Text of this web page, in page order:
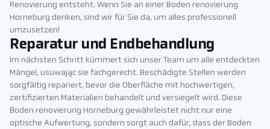
Renovierung entsteht. Wenn Sie an einer Boden renovierung
Horneburg denken, sind wir für Sie da, um alles professionell
umzusetzen!
Reparatur und Endbehandlung
Im nächsten Schritt kümmert sich unser Team um alle entdeckten
Mängel, usuwając sie fachgerecht. Beschädigte Stellen werden
sorgfältig repariert, bevor die Oberfläche mit hochwertigen,
zertifizierten Materialien behandelt und versiegelt wird. Diese
Boden renovierung Horneburg gewährleistet nicht nur eine
optische Aufwertung, sondern sorgt auch dafür, dass der Boden